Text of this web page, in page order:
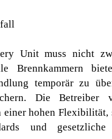
Unit muss nicht
Brennkammern
temporär zu
Die Betreiber
hohen Flexibilität,
und